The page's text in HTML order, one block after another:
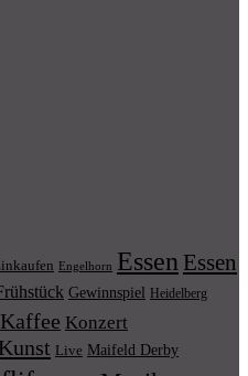
Engelhorn Essen Essen
Gewinnspiel Heidelberg
Kaffee Konzert
Kunst Live Maifeld Derby